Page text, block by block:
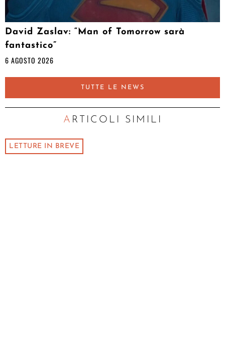
David Zaslav: “Man of Tomorrow sarà
fantastico”
6 AGOSTO 2026
TUTTE LE NEWS
ARTICOLI SIMILI
LETTURE IN BREVE